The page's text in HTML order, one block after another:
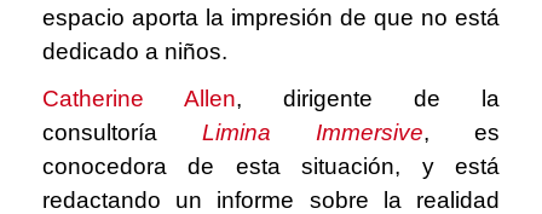
espacio aporta la impresión de que no está
dedicado a niños.
Catherine Allen, dirigente de la
consultoría Limina Immersive, es
conocedora de esta situación, y está
redactando un informe sobre la realidad